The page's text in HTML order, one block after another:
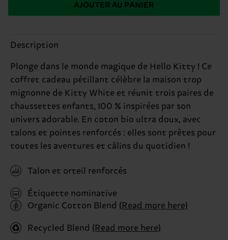
AJOUTER AU PANIER
Description
Plonge dans le monde magique de Hello Kitty ! Ce
coffret cadeau pétillant célèbre la maison trop
mignonne de Kitty White et réunit trois paires de
chaussettes enfants, 100 % inspirées par son
univers adorable. En coton bio ultra doux, avec
talons et pointes renforcés : elles sont prêtes pour
toutes les aventures et câlins du quotidien !
Talon et orteil renforcés
Étiquette nominative
Organic Cotton Blend (Read more here)
Recycled Blend (Read more here)